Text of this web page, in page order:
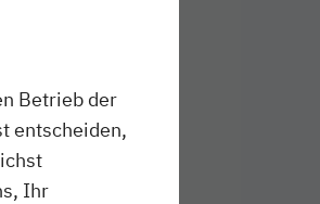
Betrieb der
entscheiden,
Ihr